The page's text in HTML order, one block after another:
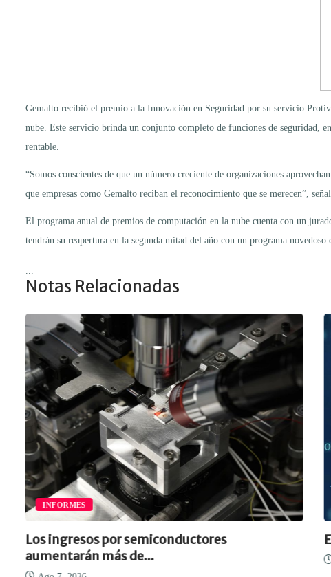
Gemalto recibió el premio a la Innovación en Seguridad por su servicio
nube. Este servicio brinda un conjunto completo de funciones de seguridad,
rentable.
“Somos conscientes de que un número creciente de organizaciones
que empresas como Gemalto reciban el reconocimiento que se merecen”,
El programa anual de premios de computación en la nube cuenta con un
tendrán su reapertura en la segunda mitad del año con un programa
Notas Relacionadas
INFORMES
Los ingresos por semiconductores
aumentarán más de...